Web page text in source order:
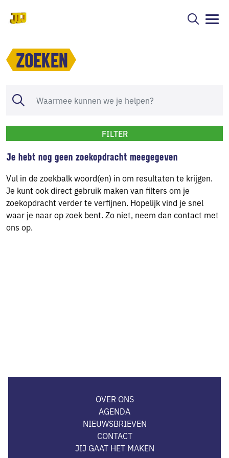
ZOEKEN
FILTER
Je hebt nog geen zoekopdracht meegegeven
Vul in de zoekbalk woord(en) in om resultaten te krijgen.
Je kunt ook direct gebruik maken van filters om je
zoekopdracht verder te verfijnen. Hopelijk vind je snel
waar je naar op zoek bent. Zo niet, neem dan contact met
ons op.
OVER ONS
AGENDA
NIEUWSBRIEVEN
CONTACT
JIJ GAAT HET MAKEN